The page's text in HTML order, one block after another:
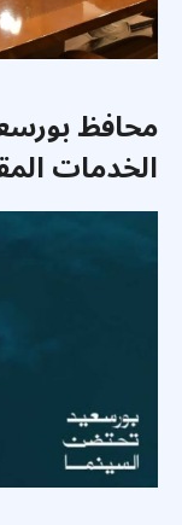
محافظ
الخدمات